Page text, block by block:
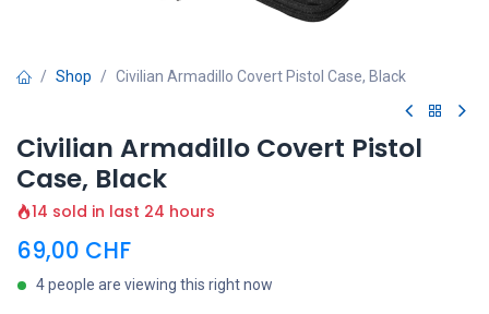
Shop Civilian Armadillo Covert Pistol Case, Black
Civilian Armadillo Covert Pistol
Case, Black
14 sold in last 24 hours
69,00 CHF
4 people are viewing this right now